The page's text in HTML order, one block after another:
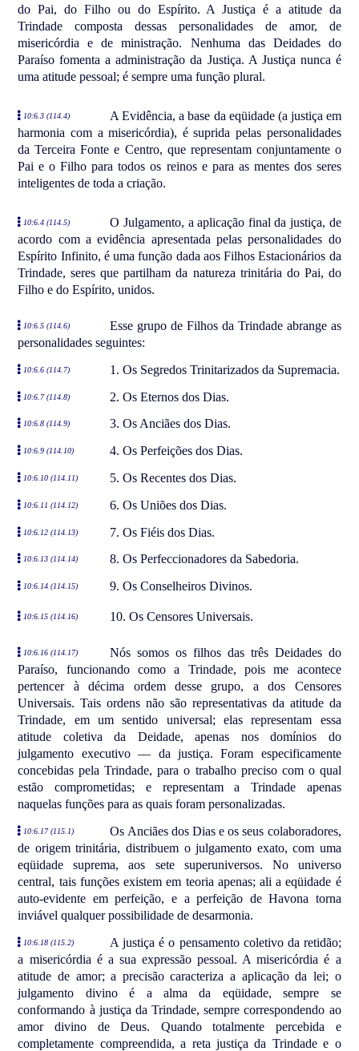
do Pai, do Filho ou do Espírito. A Justiça é a atitude da
Trindade composta dessas personalidades de amor, de
misericórdia e de ministração. Nenhuma das Deidades do
Paraíso fomenta a administração da Justiça. A Justiça nunca é
uma atitude pessoal; é sempre uma função plural.
10:6.3 (114.4)
A Evidência, a base da eqüidade (a justiça em
harmonia com a misericórdia), é suprida pelas personalidades
da Terceira Fonte e Centro, que representam conjuntamente o
Pai e o Filho para todos os reinos e para as mentes dos seres
inteligentes de toda a criação.
10:6.4 (114.5)
O Julgamento, a aplicação final da justiça, de
acordo com a evidência apresentada pelas personalidades do
Espírito Infinito, é uma função dada aos Filhos Estacionários da
Trindade, seres que partilham da natureza trinitária do Pai, do
Filho e do Espírito, unidos.
10:6.5 (114.6)
Esse grupo de Filhos da Trindade abrange as
personalidades seguintes:
10:6.6 (114.7) 1. Os Segredos Trinitarizados da Supremacia.
10:6.7 (114.8) 2. Os Eternos dos Dias.
10:6.8 (114.9) 3. Os Anciães dos Dias.
10:6.9 (114.10) 4. Os Perfeições dos Dias.
10:6.10 (114.11) 5. Os Recentes dos Dias.
10:6.11 (114.12) 6. Os Uniões dos Dias.
10:6.12 (114.13) 7. Os Fiéis dos Dias.
10:6.13 (114.14) 8. Os Perfeccionadores da Sabedoria.
10:6.14 (114.15) 9. Os Conselheiros Divinos.
10:6.15 (114.16) 10. Os Censores Universais.
10:6.16 (114.17)
Nós somos os filhos das três Deidades do
Paraíso, funcionando como a Trindade, pois me acontece
pertencer à décima ordem desse grupo, a dos Censores
Universais. Tais ordens não são representativas da atitude da
Trindade, em um sentido universal; elas representam essa
atitude coletiva da Deidade, apenas nos domínios do
julgamento executivo — da justiça. Foram especificamente
concebidas pela Trindade, para o trabalho preciso com o qual
estão comprometidas; e representam a Trindade apenas
naquelas funções para as quais foram personalizadas.
10:6.17 (115.1)
Os Anciães dos Dias e os seus colaboradores,
de origem trinitária, distribuem o julgamento exato, com uma
eqüidade suprema, aos sete superuniversos. No universo
central, tais funções existem em teoria apenas; ali a eqüidade é
auto-evidente em perfeição, e a perfeição de Havona torna
inviável qualquer possibilidade de desarmonia.
10:6.18 (115.2)
A justiça é o pensamento coletivo da retidão;
a misericórdia é a sua expressão pessoal. A misericórdia é a
atitude de amor; a precisão caracteriza a aplicação da lei; o
julgamento divino é a alma da eqüidade, sempre se
conformando à justiça da Trindade, sempre correspondendo ao
amor divino de Deus. Quando totalmente percebida e
completamente compreendida, a reta justiça da Trindade e o